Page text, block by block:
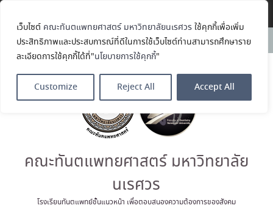
เว็บไซต์ คณะทันตแพทยศาสตร์ มหาวิทยาลัยนเรศวร ใช้คุกกี้เพื่อเพิ่ม
ประสิทธิภาพและประสบการณ์ที่ดีในการใช้เว็บไซต์ท่านสามารถศึกษาราย
ละเอียดการใช้คุกกี้ได้ที่"นโยบายการใช้คุกกี้"
Customize Reject All Accept All
News:
คณะทันตแพทยศาสตร์
มหาวิทยาลัยนเรศวร ร่วมออกบูธ
ประชาสัมพันธ์ หลักสูตรทันตแพทย
ประกาศนียบัตรผู้ช่วยทันตแพทย์
ในโครงการ Open House 2026
ตน ค้นหาตัวเอง
ประกาศคณะทันตแพทยศาสตร์
มหาวิทยาลัยนเรศวร เรื่อง ผู้ผ่าน
การสอบแข่งขันเข้าเป็นพนักงาน
ราชการ (เงินรายได้) ตำแหน่ง ผู้
ประมวลภาพบรรยากาศกิจกรรม
Dent Connect Board Game
คณะทันตแพทยศาสตร์ มหาวิทยาลัย
นเรศวร
โรงเรียนทันตแพทย์ชั้นแนวหน้า เพื่อตอบสนองความต้องการของสังคม